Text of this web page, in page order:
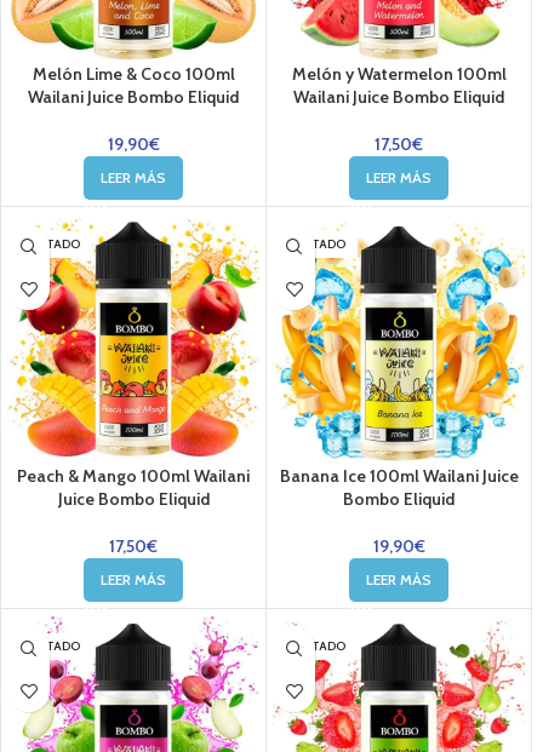
Melón Lime & Coco 100ml
Wailani Juice Bombo Eliquid
19,90€
LEER MÁS
Melón y Watermelon 100ml
Wailani Juice Bombo Eliquid
17,50€
LEER MÁS
AGOTADO
Peach & Mango 100ml Wailani
Juice Bombo Eliquid
17,50€
LEER MÁS
AGOTADO
Banana Ice 100ml Wailani Juice
Bombo Eliquid
19,90€
LEER MÁS
AGOTADO AGOTADO